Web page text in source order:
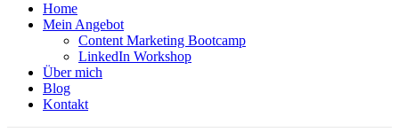
Home
Mein Angebot
Content Marketing Bootcamp
LinkedIn Workshop
Über mich
Blog
Kontakt